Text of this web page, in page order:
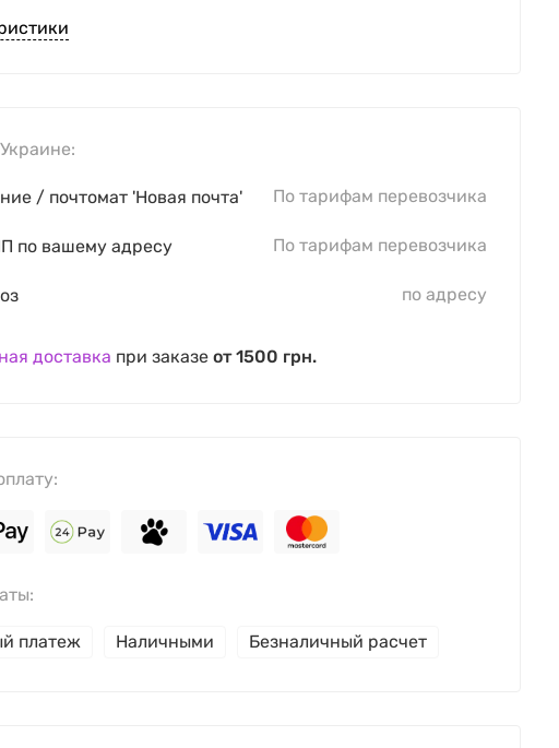
/ почтомат 'Новая почта' По тарифам перевозчика
по вашему адресу По тарифам перевозчика
по адресу
доставка при заказе от 1500 грн.
платеж Наличными Безналичный расчет